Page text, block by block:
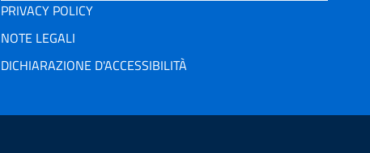
PRIVACY POLICY
NOTE LEGALI
DICHIARAZIONE D'ACCESSIBILITÀ